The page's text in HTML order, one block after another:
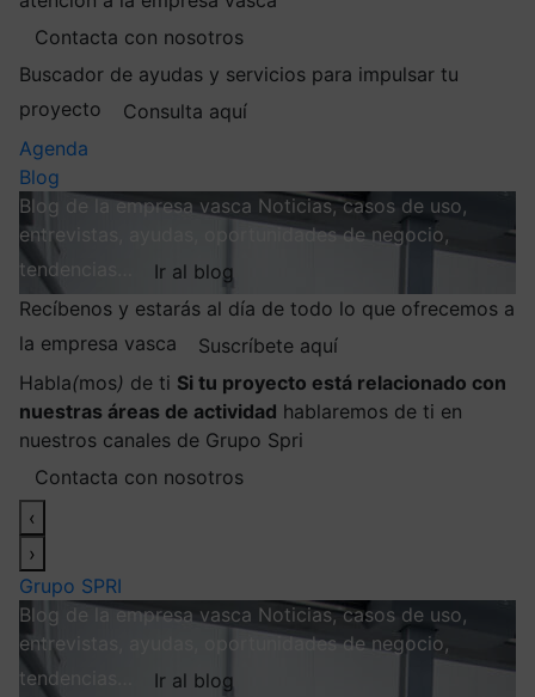
Contacta con nosotros
Buscador de ayudas y servicios para impulsar tu
proyecto
Consulta aquí
Agenda
Blog
Blog de la empresa vasca Noticias, casos de uso,
entrevistas, ayudas, oportunidades de negocio,
tendencias…
Ir al blog
Recíbenos y estarás al día de todo lo que ofrecemos a
la empresa vasca
Suscríbete aquí
Habla(mos) de ti Si tu proyecto está relacionado con
nuestras áreas de actividad hablaremos de ti en
nuestros canales de Grupo Spri
Contacta con nosotros
‹
›
Grupo SPRI
Blog de la empresa vasca Noticias, casos de uso,
entrevistas, ayudas, oportunidades de negocio,
tendencias…
Ir al blog